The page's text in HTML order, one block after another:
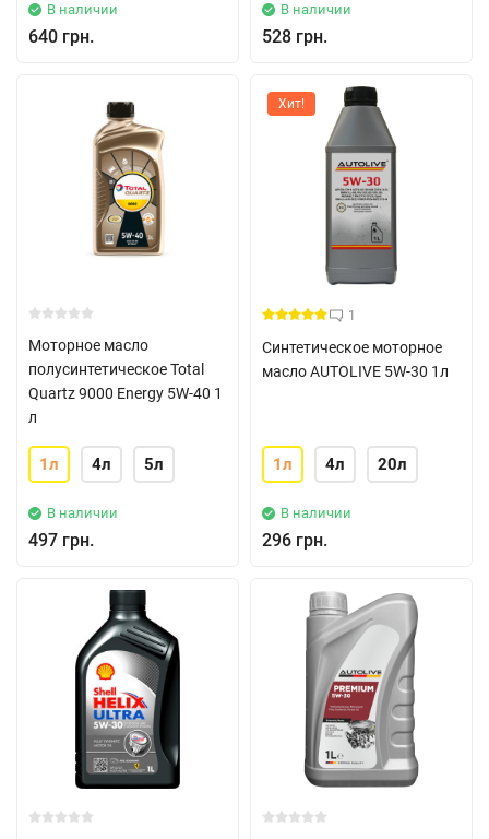
В наличии
640 грн.
В наличии
528 грн.
Моторное масло
полусинтетическое Total
Quartz 9000 Energy 5W-40 1
л
1л 4л 5л
В наличии
497 грн.
Хит!
1
Синтетическое моторное
масло AUTOLIVE 5W-30 1л
1л 4л 20л
В наличии
296 грн.